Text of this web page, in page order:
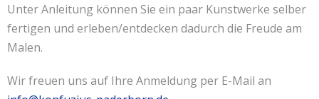
Unter Anleitung können Sie ein paar Kunstwerke selber
fertigen und erleben/entdecken dadurch die Freude am
Malen.
Wir freuen uns auf Ihre Anmeldung per E-Mail an